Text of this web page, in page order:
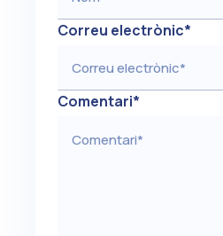
Correu electrònic*
Comentari*